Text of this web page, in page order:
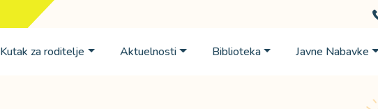
Kutak za roditelje Aktuelnosti Biblioteka Javne Nabavke